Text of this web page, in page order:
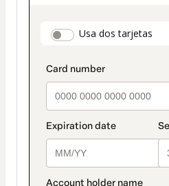
Usa dos tarjetas
seleccionado
Tarjeta